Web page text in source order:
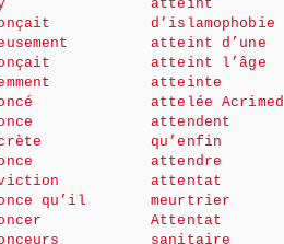
qu’il
atteint
d’islamophobie
atteint d’une
atteint l’âge
atteinte
attelée Acrimed
attendent
qu’enfin
attendre
attentat
meurtrier
Attentat
sanitaire